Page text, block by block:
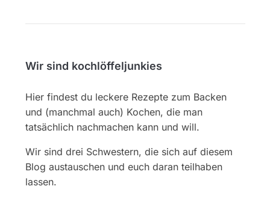
Wir sind kochlöffeljunkies
Hier findest du leckere Rezepte zum Backen
und (manchmal auch) Kochen, die man
tatsächlich nachmachen kann und will.
Wir sind drei Schwestern, die sich auf diesem
Blog austauschen und euch daran teilhaben
lassen.